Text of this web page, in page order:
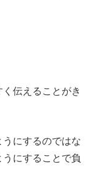
伝えることがき
にするのではな
にすることで負